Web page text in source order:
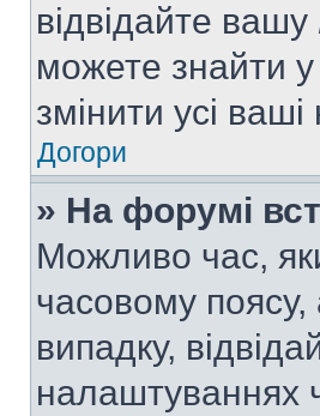
відвідайте вашу
можете знайти у
змінити усі
Догори
» На форумі
Можливо час,
часовому
випадку,
налаштуваннях